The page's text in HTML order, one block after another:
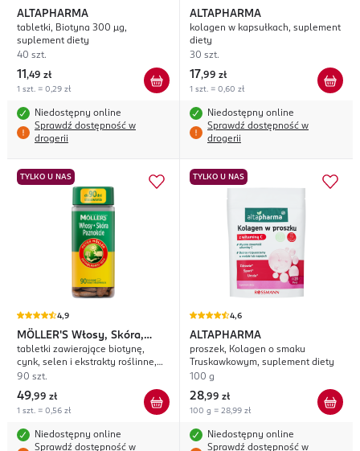
ALTAPHARMA
tabletki, Biotyna 300 µg,
suplement diety
40 szt.
11 ,49 zł
1 szt. = 0,29 zł
Niedostępny online
Sprawdź dostępność w
drogerii
ALTAPHARMA
kolagen w kapsułkach, suplement
diety
30 szt.
17,99 zł
1 szt. = 0,60 zł
Niedostępny online
Sprawdź dostępność w
drogerii
TYLKO U NAS
4,9
MÖLLER'S Włosy, Skóra,
Paznokcie
tabletki zawierające biotynę,
cynk, selen i ekstrakty roślinne,
suplement diety
90 szt.
49,99 zł
1 szt. = 0,56 zł
Niedostępny online
Sprawdź dostępność w
TYLKO U NAS
4,6
ALTAPHARMA
proszek, Kolagen o smaku
Truskawkowym, suplement diety
100 g
28,99 zł
100 g = 28,99 zł
Niedostępny online
Sprawdź dostępność w